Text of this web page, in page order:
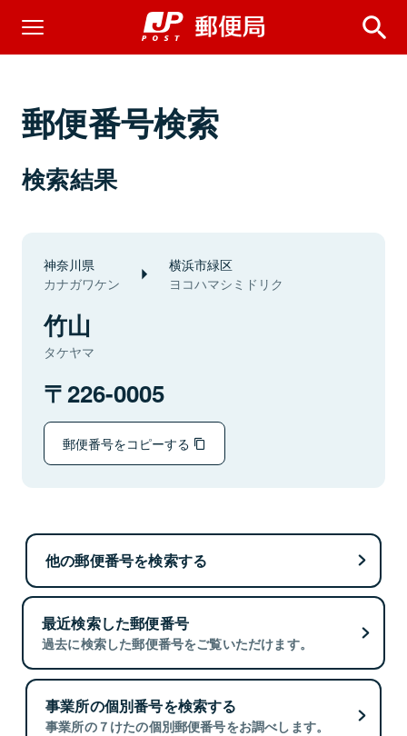
郵便番号検索
検索結果
神奈川県
カナガワケン
横浜市緑区
ヨコハマシミドリク
竹山
タケヤマ
226-0005
郵便番号をコピーする
他の郵便番号を検索する
最近検索した郵便番号
過去に検索した郵便番号をご覧いただけます。
事業所の個別番号を検索する
事業所の７けたの個別郵便番号をお調べします。